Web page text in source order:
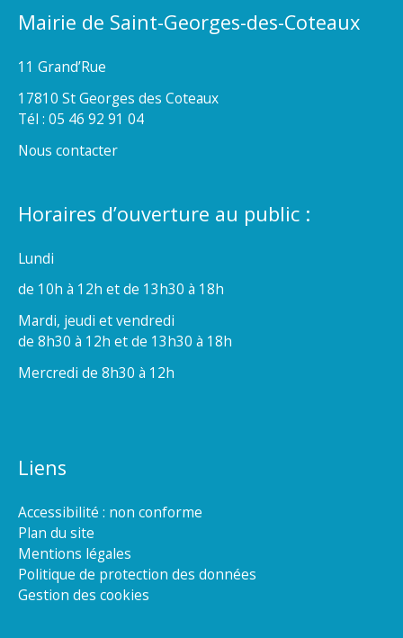
Mairie de Saint-Georges-des-Coteaux
11 Grand’Rue
17810 St Georges des Coteaux
Tél : 05 46 92 91 04
Nous contacter
Horaires d’ouverture au public :
Lundi
de 10h à 12h et de 13h30 à 18h
Mardi, jeudi et vendredi
de 8h30 à 12h et de 13h30 à 18h
Mercredi de 8h30 à 12h
Liens
Accessibilité : non conforme
Plan du site
Mentions légales
Politique de protection des données
Gestion des cookies